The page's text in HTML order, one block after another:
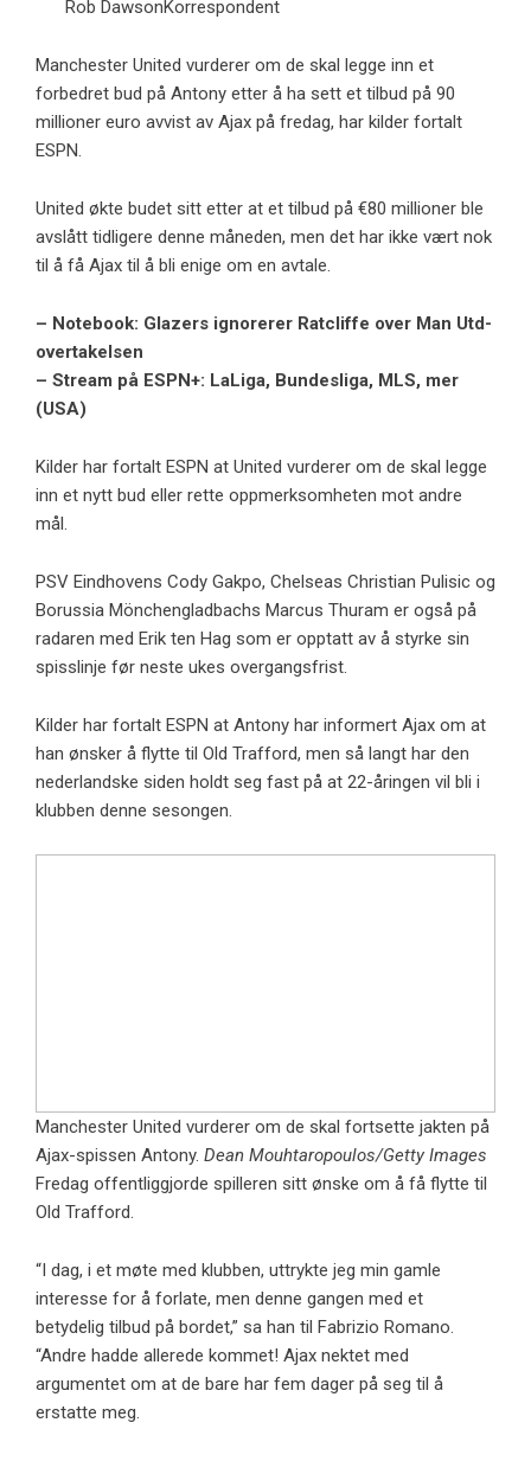
Rob DawsonKorrespondent
Manchester United vurderer om de skal legge inn et
forbedret bud på Antony etter å ha sett et tilbud på 90
millioner euro avvist av Ajax på fredag, har kilder fortalt
ESPN.
United økte budet sitt etter at et tilbud på €80 millioner ble
avslått tidligere denne måneden, men det har ikke vært nok
til å få Ajax til å bli enige om en avtale.
– Notebook: Glazers ignorerer Ratcliffe over Man Utd-
overtakelsen
– Stream på ESPN+: LaLiga, Bundesliga, MLS, mer
(USA)
Kilder har fortalt ESPN at United vurderer om de skal legge
inn et nytt bud eller rette oppmerksomheten mot andre
mål.
PSV Eindhovens Cody Gakpo, Chelseas Christian Pulisic og
Borussia Mönchengladbachs Marcus Thuram er også på
radaren med Erik ten Hag som er opptatt av å styrke sin
spisslinje før neste ukes overgangsfrist.
Kilder har fortalt ESPN at Antony har informert Ajax om at
han ønsker å flytte til Old Trafford, men så langt har den
nederlandske siden holdt seg fast på at 22-åringen vil bli i
klubben denne sesongen.
Manchester United vurderer om de skal fortsette jakten på
Ajax-spissen Antony. Dean Mouhtaropoulos/Getty Images
Fredag ​​offentliggjorde spilleren sitt ønske om å få flytte til
Old Trafford.
“I dag, i et møte med klubben, uttrykte jeg min gamle
interesse for å forlate, men denne gangen med et
betydelig tilbud på bordet,” sa han til Fabrizio Romano.
“Andre hadde allerede kommet! Ajax nektet med
argumentet om at de bare har fem dager på seg til å
erstatte meg.